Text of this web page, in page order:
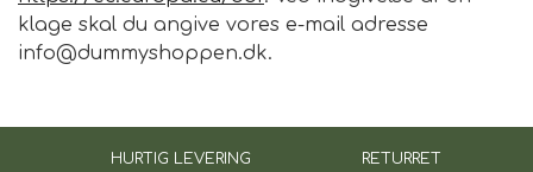
klage skal du angive vores e-mail adresse
info@dummyshoppen.dk.
HURTIG LEVERING RETURRET